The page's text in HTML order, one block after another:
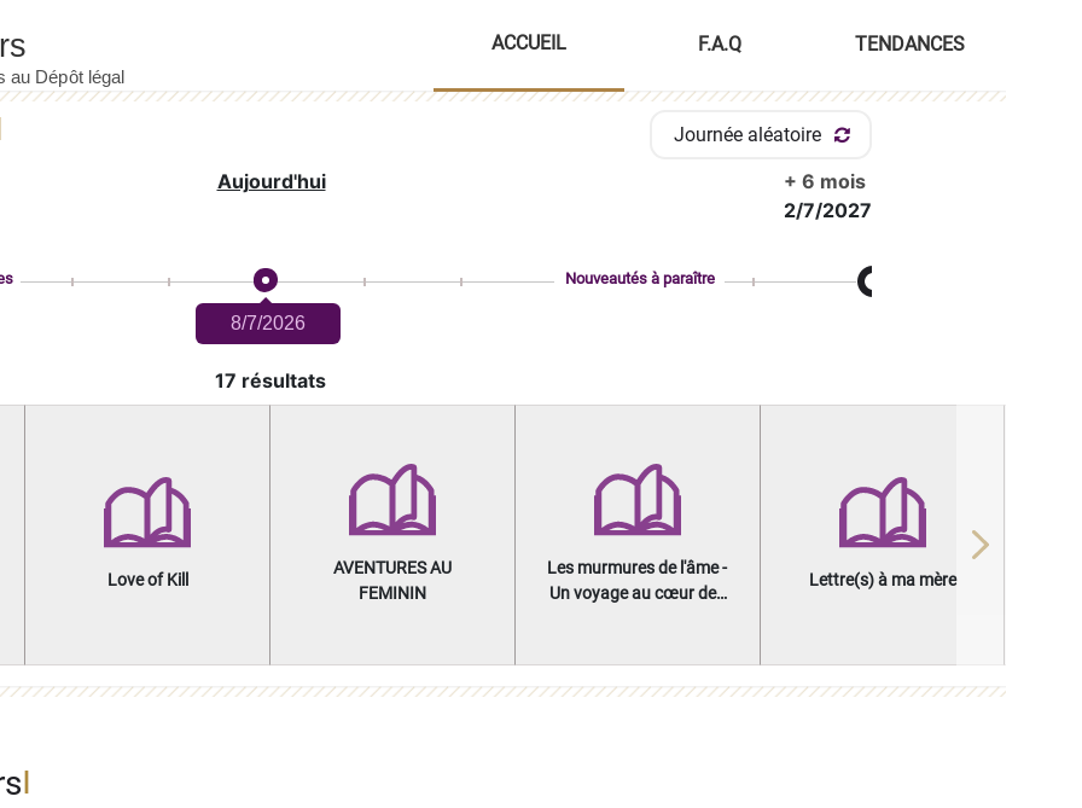
ACCUEIL F.A.Q TENDANCES
Journée aléatoire
Aujourd'hui
+ 6 mois
2/7/2027
8/7/2026
Nouveautés à paraître
17 résultats
Love of Kill
AVENTURES AU
FEMININ
Les murmures de l'âme -
Un voyage au cœur des
Lettre(s) à ma mère
Next